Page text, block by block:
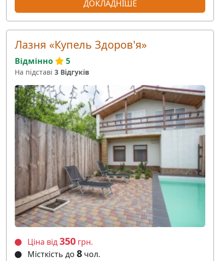
ДОКЛАДНІШЕ
Лазня «Купель Здоров'я»
Відмінно 5
На підставі 3 Відгуків
Ціна від350 грн.
Місткість до 8 чол.